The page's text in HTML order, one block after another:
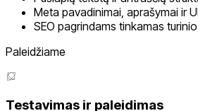
Meta pavadinimai, aprašymai ir
SEO pagrindams tinkamas
Paleidžiame
Testavimas ir paleidimas